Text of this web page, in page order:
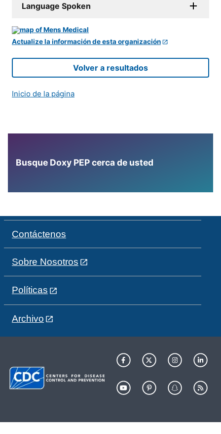
Language Spoken
Actualize la información de esta organización
Volver a resultados
Inicio de la página
Busque Doxy PEP cerca de usted
Contáctenos
Sobre Nosotros
Políticas
Archivo